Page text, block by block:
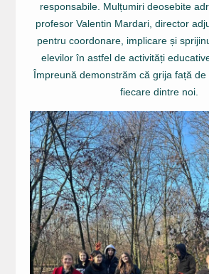
responsabile. Mulțumiri deosebite
profesor Valentin Mardari, director
pentru coordonare, implicare și
elevilor în astfel de activități
Împreună demonstrăm că grija față
fiecare dintre noi.